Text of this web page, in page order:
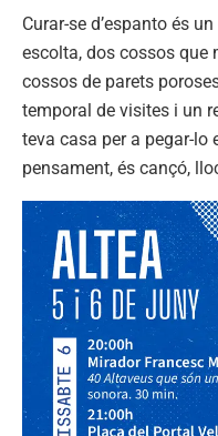
Curar-se d’espanto és
escolta, dos cossos que
cossos de parets
temporal de visites i un
teva casa per a pegar-lo
pensament, és cançó,